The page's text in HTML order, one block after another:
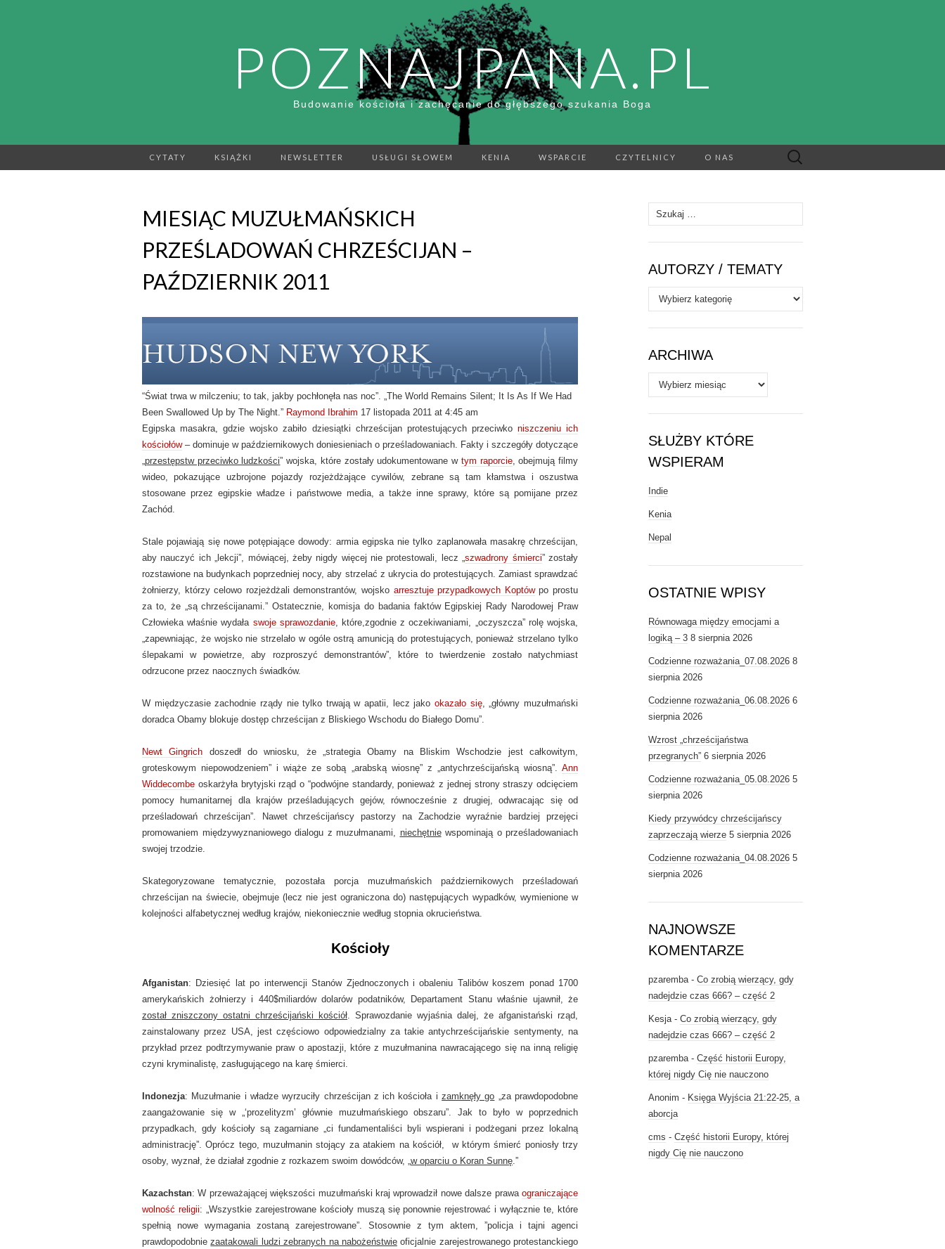
POZNAJPANA.PL
Budowanie kościoła i zachęcanie do głębszego szukania Boga
CYTATY KSIĄŻKI NEWSLETTER USŁUGI SŁOWEM KENIA WSPARCIE CZYTELNICY O NAS Szukaj:
MIESIĄC MUZUŁMAŃSKICH
PRZEŚLADOWAŃ CHRZEŚCIJAN –
PAŹDZIERNIK 2011
“Świat trwa w milczeniu; to tak, jakby pochłonęła nas noc”. „The World Remains Silent; It Is As If We Had
Been Swallowed Up by The Night.” Raymond Ibrahim 17 listopada 2011 at 4:45 am
Egipska masakra, gdzie wojsko zabiło dziesiątki chrześcijan protestujących przeciwko niszczeniu ich
kościołów– dominuje w październikowych doniesieniach o prześladowaniach. Fakty i szczegóły dotyczące
„przestępstw przeciwko ludzkości” wojska, które zostały udokumentowane w tym raporcie, obejmują filmy
wideo, pokazujące uzbrojone pojazdy rozjeżdżające cywilów, zebrane są tam kłamstwa i oszustwa
stosowane przez egipskie władze i państwowe media, a także inne sprawy, które są pomijane przez
Zachód.
Stale pojawiają się nowe potępiające dowody: armia egipska nie tylko zaplanowała masakrę chrześcijan,
aby nauczyć ich „lekcji”, mówiącej, żeby nigdy więcej nie protestowali, lecz „szwadrony śmierci” zostały
rozstawione na budynkach poprzedniej nocy, aby strzelać z ukrycia do protestujących. Zamiast sprawdzać
żołnierzy, którzy celowo rozjeżdżali demonstrantów, wojsko arresztuje przypadkowych Koptówpo prostu
za to, że „są chrześcijanami.” Ostatecznie, komisja do badania faktów Egipskiej Rady Narodowej Praw
Człowieka właśnie wydała swoje sprawozdanie, które,zgodnie z oczekiwaniami, „oczyszcza” rolę wojska,
„zapewniając, że wojsko nie strzelało w ogóle ostrą amunicją do protestujących, ponieważ strzelano tylko
ślepakami w powietrze, aby rozproszyć demonstrantów”, które to twierdzenie zostało natychmiast
odrzucone przez naocznych świadków.
W międzyczasie zachodnie rządy nie tylko trwają w apatii, lecz jakookazało się, „główny muzułmański
doradca Obamy blokuje dostęp chrześcijan z Bliskiego Wschodu do Białego Domu”.
Newt Gingrich doszedł do wniosku, że „strategia Obamy na Bliskim Wschodzie jest całkowitym,
groteskowym niepowodzeniem” i wiąże ze sobą „arabską wiosnę” z „antychrześcijańską wiosną”. Ann
Widdecombe oskarżyła brytyjski rząd o “podwójne standardy, ponieważ z jednej strony straszy odcięciem
pomocy humanitarnej dla krajów prześladujących gejów, równocześnie z drugiej, odwracając się od
prześladowań chrześcijan”. Nawet chrześcijańscy pastorzy na Zachodzie wyraźnie bardziej przejęci
promowaniem międzywyznaniowego dialogu z muzułmanami, niechętniewspominają o prześladowaniach
swojej trzodzie.
Skategoryzowane tematycznie, pozostała porcja muzułmańskich październikowych prześladowań
chrześcijan na świecie, obejmuje (lecz nie jest ograniczona do) następujących wypadków, wymienione w
kolejności alfabetycznej według krajów, niekoniecznie według stopnia okrucieństwa.
Kościoły
Afganistan: Dziesięć lat po interwencji Stanów Zjednoczonych i obaleniu Talibów koszem ponad 1700
amerykańskich żołnierzy i 440$miliardów dolarów podatników, Departament Stanu właśnie ujawnił, że
został zniszczony ostatni chrześcijański kościół. Sprawozdanie wyjaśnia dalej, że afganistański rząd,
zainstalowany przez USA, jest częściowo odpowiedzialny za takie antychrześcijańskie sentymenty, na
przykład przez podtrzymywanie praw o apostazji, które z muzułmanina nawracającego się na inną religię
czyni kryminalistę, zasługującego na karę śmierci.
Indonezja: Muzułmanie i władze wyrzuciły chrześcijan z ich kościoła izamknęły go „za prawdopodobne
zaangażowanie się w „‘prozelityzm’ głównie muzułmańskiego obszaru”. Jak to było w poprzednich
przypadkach, gdy kościoły są zagarniane „ci fundamentaliści byli wspierani i podżegani przez lokalną
administrację”. Oprócz tego, muzułmanin stojący za atakiem na kościół, w którym śmierć poniosły trzy
osoby, wyznał, że działał zgodnie z rozkazem swoim dowódców, „w oparciu o Koran Sunnę.”
Kazachstan: W przeważającej większości muzułmański kraj wprowadził nowe dalsze prawa ograniczające
wolność religii: „Wszystkie zarejestrowane kościoły muszą się ponownie rejestrować i wyłącznie te, które
spełnią nowe wymagania zostaną zarejestrowane”. Stosownie z tym aktem, ”policja i tajni agenci
prawdopodobniezaatakowali ludzi zebranych na nabożeństwieoficjalnie zarejestrowanego protestanckiego
Szukaj:
AUTORZY / TEMATY
Autorzy
/
Tematy
ARCHIWA
Archiwa
SŁUŻBY KTÓRE
WSPIERAM
Indie
Kenia
Nepal
OSTATNIE WPISY
Równowaga między emocjami a
logiką – 3 8 sierpnia 2026
Codzienne rozważania_07.08.2026 8
sierpnia 2026
Codzienne rozważania_06.08.2026 6
sierpnia 2026
Wzrost „chrześcijaństwa
przegranych” 6 sierpnia 2026
Codzienne rozważania_05.08.2026 5
sierpnia 2026
Kiedy przywódcy chrześcijańscy
zaprzeczają wierze 5 sierpnia 2026
Codzienne rozważania_04.08.2026 5
sierpnia 2026
NAJNOWSZE
KOMENTARZE
pzaremba- Co zrobią wierzący, gdy
nadejdzie czas 666? – część 2
Kesja- Co zrobią wierzący, gdy
nadejdzie czas 666? – część 2
pzaremba- Część historii Europy,
której nigdy Cię nie nauczono
Anonim - Księga Wyjścia 21:22-25, a
aborcja
cms - Część historii Europy, której
nigdy Cię nie nauczono